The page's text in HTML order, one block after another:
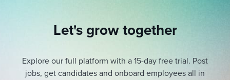
Let's grow together
Explore our full platform with a 15-day free trial. Post
jobs, get candidates and onboard employees all in